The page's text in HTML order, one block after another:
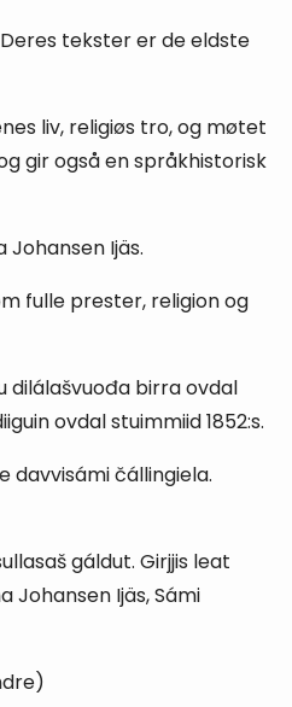
tekster er de eldste
liv, religiøs tro, og møtet
gir også en språkhistorisk
Ijäs.
fulle prester, religion og
dilálašvuođa birra ovdal
ovdal stuimmiid 1852:s.
čállingiela.
gáldut. Girjjis leat
Johansen Ijäs, Sámi